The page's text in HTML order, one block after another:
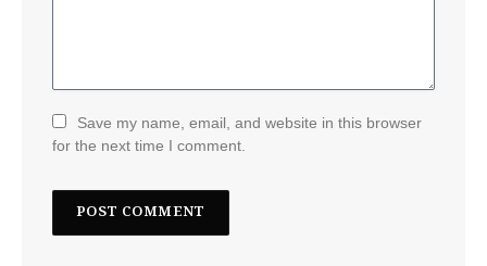
Save my name, email, and website in this browser
for the next time I comment.